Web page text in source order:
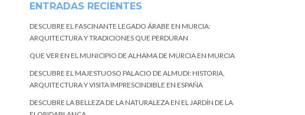
ENTRADAS RECIENTES
DESCUBRE EL FASCINANTE LEGADO ÁRABE EN MURCIA:
ARQUITECTURA Y TRADICIONES QUE PERDURAN
QUE VER EN EL MUNICIPIO DE ALHAMA DE MURCIA EN MURCIA
DESCUBRE EL MAJESTUOSO PALACIO DE ALMUDI: HISTORIA,
ARQUITECTURA Y VISITA IMPRESCINDIBLE EN ESPAÑA
DESCUBRE LA BELLEZA DE LA NATURALEZA EN EL JARDÍN DE LA